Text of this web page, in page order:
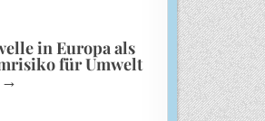
in Europa als
für Umwelt
→